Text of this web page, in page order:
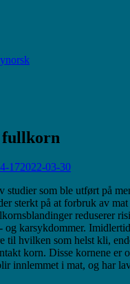
fullkorn
172022-03-30
studier som ble utført på
sterkt på at forbruk av
reduserer
og karsykdommer.
til hvilken som helst kli,
korn. Disse kornene er
innlemmet i mat, og har